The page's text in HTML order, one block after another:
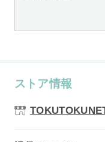
ストア情報